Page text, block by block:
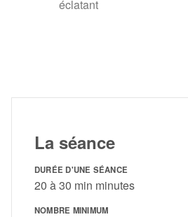
éclatant
La séance
DURÉE D'UNE SÉANCE
20 à 30 min minutes
NOMBRE MINIMUM